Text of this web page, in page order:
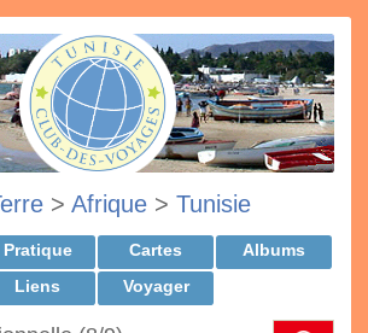
> Afrique > Tunisie
Pratique Cartes
Albums
Liens Voyager